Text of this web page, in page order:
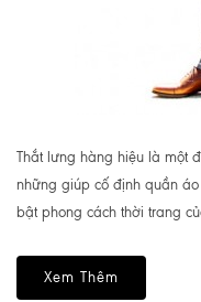
Thắt lưng hàng hiệu là một
những giúp cố định quần
bật phong cách thời trang
Xem Thêm